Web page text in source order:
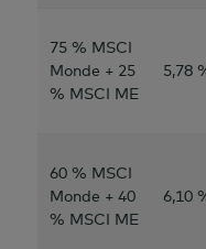
75 % MSCI
Monde + 25
% MSCI ME
5,78
60 % MSCI
Monde + 40
% MSCI ME
6,10